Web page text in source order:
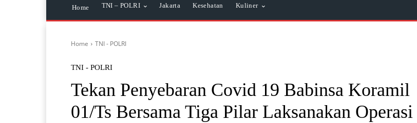
Home TNI – POLRI Jakarta Kesehatan Kuliner
Home TNI - POLRI
TNI - POLRI
Tekan Penyebaran Covid 19 Babinsa Koramil
01/Ts Bersama Tiga Pilar Laksanakan Operasi